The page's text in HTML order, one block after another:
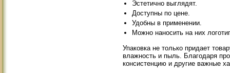
Эстетично выглядят.
Доступны по цене.
Удобны в применении.
Можно наносить на них
Упаковка не только придает
влажность и пыль. Благодаря
консистенцию и другие важные